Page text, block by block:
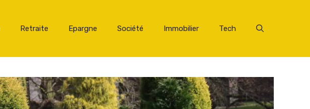
Retraite Epargne Société Immobilier Tech